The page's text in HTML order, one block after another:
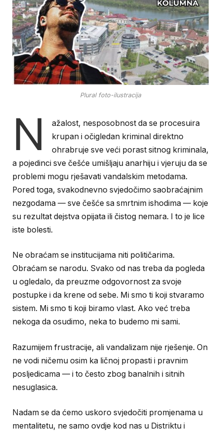
Plural foto-ilustracija
N
ažalost, nesposobnost da se procesuira
krupan i očigledan kriminal direktno
ohrabruje sve veći porast sitnog kriminala,
a pojedinci sve češće umišljaju anarhiju i vjeruju da se
problemi mogu rješavati vandalskim metodama.
Pored toga, svakodnevno svjedočimo saobraćajnim
nezgodama — sve češće sa smrtnim ishodima — koje
su rezultat dejstva opijata ili čistog nemara. I to je lice
iste bolesti.
Ne obraćam se institucijama niti političarima.
Obraćam se narodu. Svako od nas treba da pogleda
u ogledalo, da preuzme odgovornost za svoje
postupke i da krene od sebe. Mi smo ti koji stvaramo
sistem. Mi smo ti koji biramo vlast. Ako već treba
nekoga da osudimo, neka to budemo mi sami.
Razumijem frustracije, ali vandalizam nije rješenje. On
ne vodi ničemu osim ka ličnoj propasti i pravnim
posljedicama — i to često zbog banalnih i sitnih
nesuglasica.
Nadam se da ćemo uskoro svjedočiti promjenama u
mentalitetu, ne samo ovdje kod nas u Distriktu i